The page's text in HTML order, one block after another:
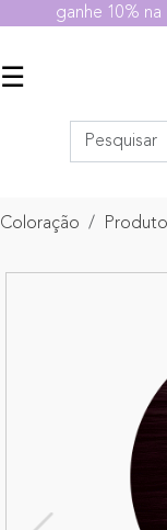
ganhe 10%
☰
Coloração